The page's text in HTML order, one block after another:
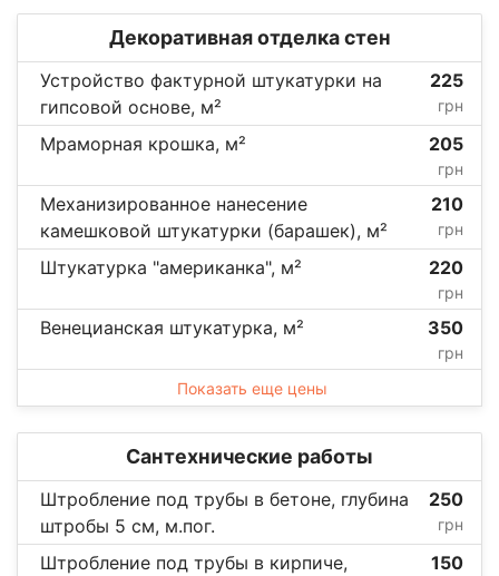
Декоративная отделка стен
Устройство фактурной штукатурки на
гипсовой основе, м²
225
грн
Мраморная крошка, м² 205
грн
Механизированное нанесение
камешковой штукатурки (барашек), м²
210
грн
Штукатурка "американка", м² 220
грн
Венецианская штукатурка, м² 350
грн
Показать еще цены
Сантехнические работы
Штробление под трубы в бетоне, глубина
штробы 5 см, м.пог.
250
грн
Штробление под трубы в кирпиче,
150